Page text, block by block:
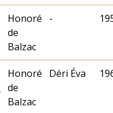
Honoré
de
Balzac
-
Honoré
de
Balzac
Déri Éva